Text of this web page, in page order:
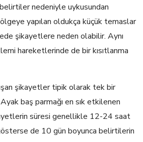
nedeniyle uykusundan
yapılan oldukça küçük temaslar
şikayetlere neden olabilir. Aynı
hareketlerinde de bir kısıtlanma
şikayetler tipik olarak tek bir
baş parmağı en sık etkilenen
süresi genellikle 12-24 saat
de 10 gün boyunca belirtilerin